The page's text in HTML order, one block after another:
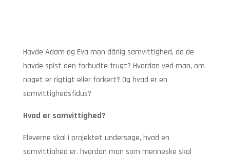
Havde Adam og Eva mon dårlig samvittighed, da de
havde spist den forbudte frugt? Hvordan ved man, om
noget er rigtigt eller forkert? Og hvad er en
samvittighedsfidus?
Hvad er samvittighed?
Eleverne skal i projektet undersøge, hvad en
samvittighed er, hvordan man som menneske skal